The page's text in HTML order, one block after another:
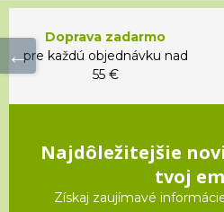
Doprava zadarmo
pre každú objednávku nad
55 €
Najdôležitejšie
tvoj
Získaj zaujímavé